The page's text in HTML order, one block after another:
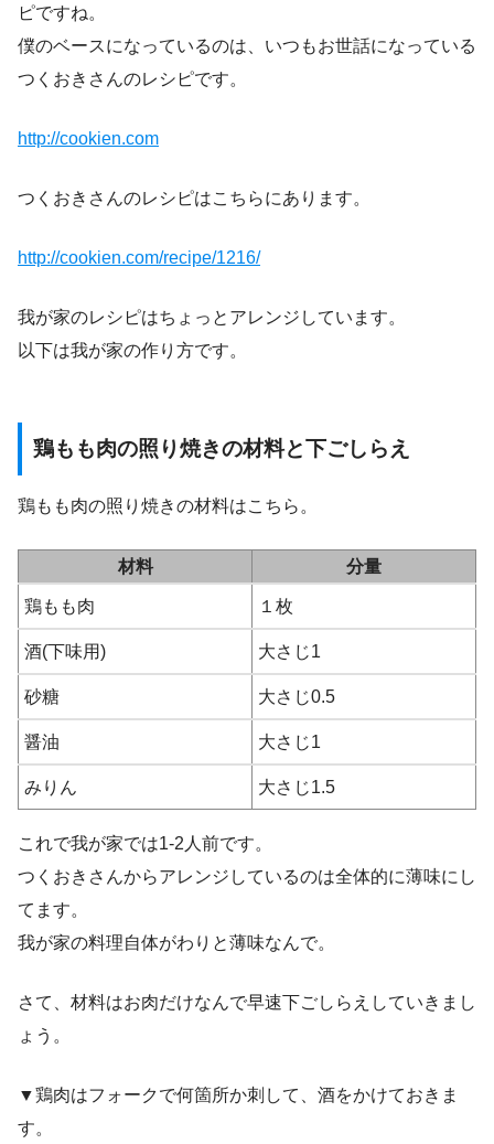
ピですね。
僕のベースになっているのは、いつもお世話になっている
つくおきさんのレシピです。
http://cookien.com
つくおきさんのレシピはこちらにあります。
http://cookien.com/recipe/1216/
我が家のレシピはちょっとアレンジしています。
以下は我が家の作り方です。
鶏もも肉の照り焼きの材料と下ごしらえ
鶏もも肉の照り焼きの材料はこちら。
材料 分量
鶏もも肉 １枚
酒(下味用) 大さじ1
砂糖 大さじ0.5
醤油 大さじ1
みりん 大さじ1.5
これで我が家では1-2人前です。
つくおきさんからアレンジしているのは全体的に薄味にし
てます。
我が家の料理自体がわりと薄味なんで。
さて、材料はお肉だけなんで早速下ごしらえしていきまし
ょう。
▼鶏肉はフォークで何箇所か刺して、酒をかけておきま
す。